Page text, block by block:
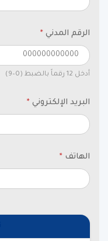
الرقم المدني *
أدخل 12 رقماً بالضبط (0–9)
البريد الإلكتروني *
الهاتف *